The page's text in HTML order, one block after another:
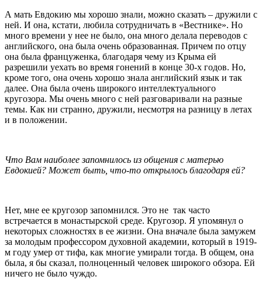
А мать Евдокию мы хорошо знали, можно сказать – дружили с
ней. И она, кстати, любила сотрудничать в «Вестнике». Но
много времени у нее не было, она много делала переводов с
английского, она была очень образованная. Причем по отцу
она была француженка, благодаря чему из Крыма ей
разрешили уехать во время гонений в конце 30-х годов. Но,
кроме того, она очень хорошо знала английский язык и так
далее. Она была очень широкого интеллектуального
кругозора. Мы очень много с ней разговаривали на разные
темы. Как ни странно, дружили, несмотря на разницу в летах
и в положении.
Что Вам наиболее запомнилось из общения с матерью
Евдокией? Может быть, что-то открылось благодаря ей?
Нет, мне ее кругозор запомнился. Это не так часто
встречается в монастырской среде. Кругозор. Я упомянул о
некоторых сложностях в ее жизни. Она вначале была замужем
за молодым профессором духовной академии, который в 1919-
м году умер от тифа, как многие умирали тогда. В общем, она
была, я бы сказал, полноценный человек широкого обзора. Ей
ничего не было чуждо.